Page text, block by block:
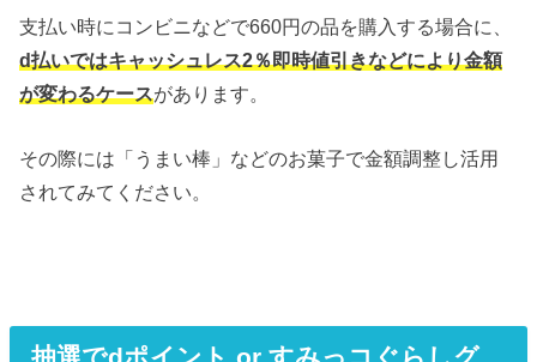
支払い時にコンビニなどで660円の品を購入する場合に、
d払いではキャッシュレス2％即時値引きなどにより金額
が変わるケースがあります。
その際には「うまい棒」などのお菓子で金額調整し活用
されてみてください。
抽選でdポイント or すみっコぐらしグ